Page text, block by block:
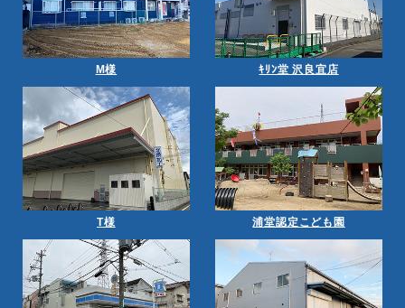
M様 ｷﾘﾝ堂 沢良宜店
T様 浦堂認定こども園